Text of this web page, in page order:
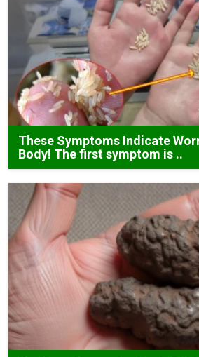
These Symptoms Indicate
Body! The first symptom is ..